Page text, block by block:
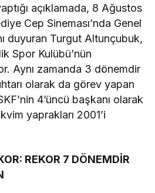
açıklamada, 8 Ağustos
Cep Sineması’nda Genel
duyuran Turgut Altunçubuk,
Spor Kulübü’nün
Aynı zamanda 3 dönemdir
olarak da görev yapan
4’üncü başkanı olarak
yaprakları 2001’i
REKOR 7 DÖNEMDİR